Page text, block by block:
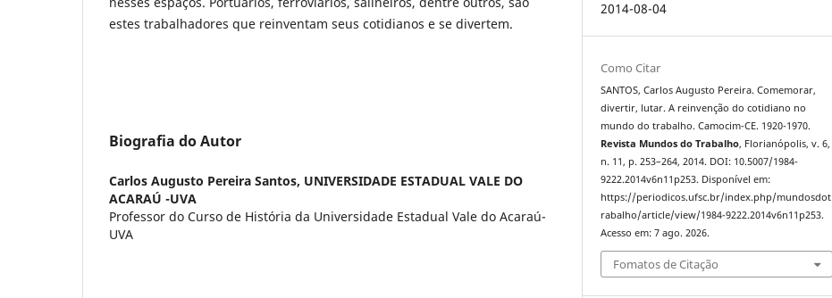
estes trabalhadores que reinventam seus cotidianos e se divertem.
Biografia do Autor
Carlos Augusto Pereira Santos, UNIVERSIDADE ESTADUAL VALE DO
ACARAÚ -UVA
Professor do Curso de História da Universidade Estadual Vale do Acaraú-
UVA
2014-08-04
Como Citar
SANTOS, Carlos Augusto Pereira. Comemorar,
divertir, lutar. A reinvenção do cotidiano no
mundo do trabalho. Camocim-CE. 1920-1970.
Revista Mundos do Trabalho, Florianópolis, v. 6,
n. 11, p. 253–264, 2014. DOI: 10.5007/1984-
9222.2014v6n11p253. Disponível em:
https://periodicos.ufsc.br/index.php/mundosdot
rabalho/article/view/1984-9222.2014v6n11p253.
Acesso em: 7 ago. 2026.
Fomatos de Citação